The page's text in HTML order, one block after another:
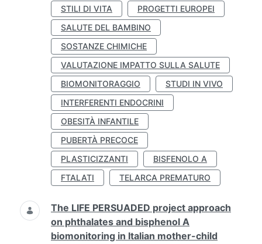
STILI DI VITA
PROGETTI EUROPEI
SALUTE DEL BAMBINO
SOSTANZE CHIMICHE
VALUTAZIONE IMPATTO SULLA SALUTE
BIOMONITORAGGIO
STUDI IN VIVO
INTERFERENTI ENDOCRINI
OBESITÀ INFANTILE
PUBERTÀ PRECOCE
PLASTICIZZANTI
BISFENOLO A
FTALATI
TELARCA PREMATURO
The LIFE PERSUADED project approach
on phthalates and bisphenol A
biomonitoring in Italian mother-child